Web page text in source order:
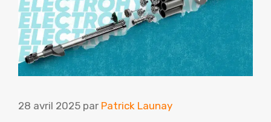
28 avril 2025 par Patrick Launay